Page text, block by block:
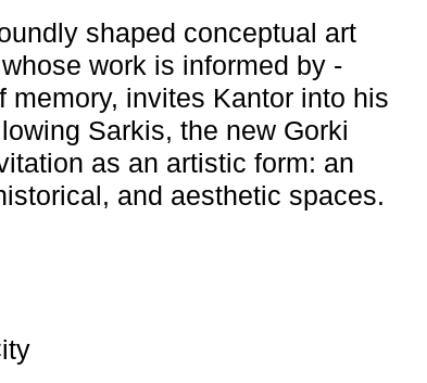
shaped conceptual art
work is informed by
memory, invites Kantor into his
Sarkis, the new Gorki
as an artistic form: an
and aesthetic spaces.